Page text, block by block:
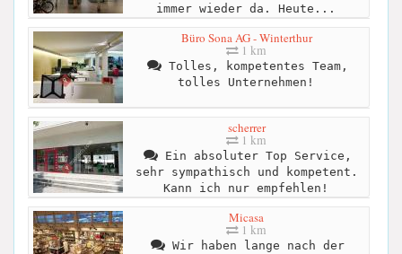
immer wieder da. Heute...
Büro Sona AG - Winterthur
1 km
Tolles, kompetentes Team,
tolles Unternehmen!
scherrer
1 km
Ein absoluter Top Service,
sehr sympathisch und kompetent.
Kann ich nur empfehlen!
Micasa
1 km
Wir haben lange nach der